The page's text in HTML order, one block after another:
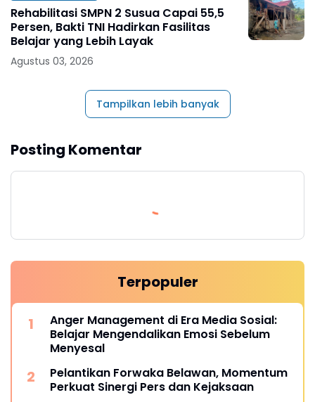
Rehabilitasi SMPN 2 Susua Capai 55,5
Persen, Bakti TNI Hadirkan Fasilitas
Belajar yang Lebih Layak
Agustus 03, 2026
Tampilkan lebih banyak
Posting Komentar
Terpopuler
Anger Management di Era Media Sosial:
Belajar Mengendalikan Emosi Sebelum
Menyesal
Pelantikan Forwaka Belawan, Momentum
Perkuat Sinergi Pers dan Kejaksaan